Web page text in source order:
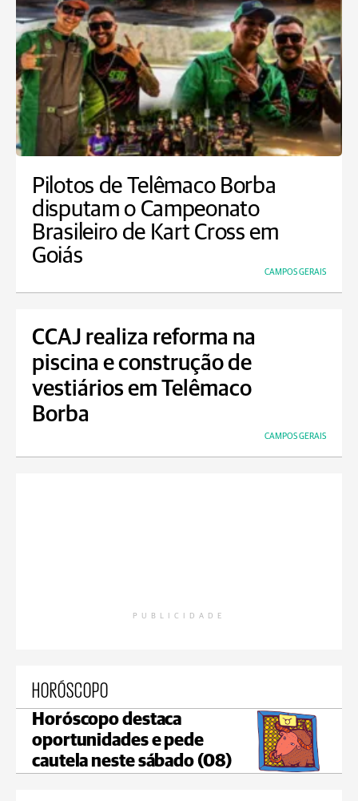
Pilotos de Telêmaco Borba
disputam o Campeonato
Brasileiro de Kart Cross em
Goiás
CAMPOS GERAIS
CCAJ realiza reforma na
piscina e construção de
vestiários em Telêmaco
Borba
CAMPOS GERAIS
PUBLICIDADE
HORÓSCOPO
Horóscopo destaca
oportunidades e pede
cautela neste sábado (08)